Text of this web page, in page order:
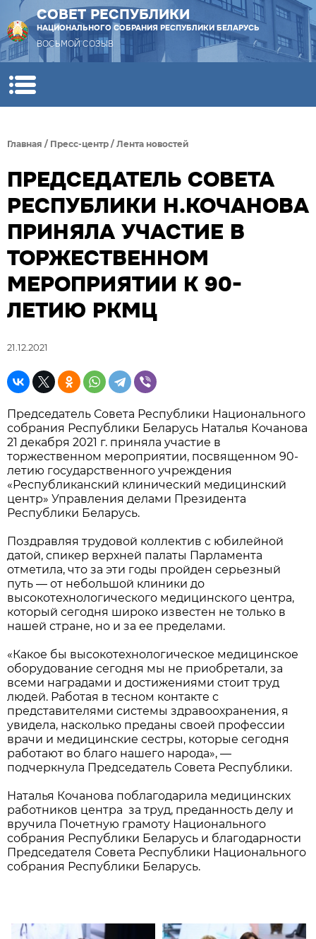
СОВЕТ РЕСПУБЛИКИ
НАЦИОНАЛЬНОГО СОБРАНИЯ РЕСПУБЛИКИ БЕЛАРУСЬ
ВОСЬМОЙ СОЗЫВ
Главная / Пресс-центр / Лента новостей
ПРЕДСЕДАТЕЛЬ СОВЕТА
РЕСПУБЛИКИ Н.КОЧАНОВА
ПРИНЯЛА УЧАСТИЕ В
ТОРЖЕСТВЕННОМ
МЕРОПРИЯТИИ К 90-
ЛЕТИЮ РКМЦ
21.12.2021
Председатель Совета Республики Национального
собрания Республики Беларусь Наталья Кочанова
21 декабря 2021 г. приняла участие в
торжественном мероприятии, посвященном 90-
летию государственного учреждения
«Республиканский клинический медицинский
центр» Управления делами Президента
Республики Беларусь.
Поздравляя трудовой коллектив с юбилейной
датой, спикер верхней палаты Парламента
отметила, что за эти годы пройден серьезный
путь — от небольшой клиники до
высокотехнологического медицинского центра,
который сегодня широко известен не только в
нашей стране, но и за ее пределами.
«Какое бы высокотехнологическое медицинское
оборудование сегодня мы не приобретали, за
всеми наградами и достижениями стоит труд
людей. Работая в тесном контакте с
представителями системы здравоохранения, я
увидела, насколько преданы своей профессии
врачи и медицинские сестры, которые сегодня
работают во благо нашего народа», —
подчеркнула Председатель Совета Республики.
Наталья Кочанова поблагодарила медицинских
работников центра за труд, преданность делу и
вручила Почетную грамоту Национального
собрания Республики Беларусь и благодарности
Председателя Совета Республики Национального
собрания Республики Беларусь.